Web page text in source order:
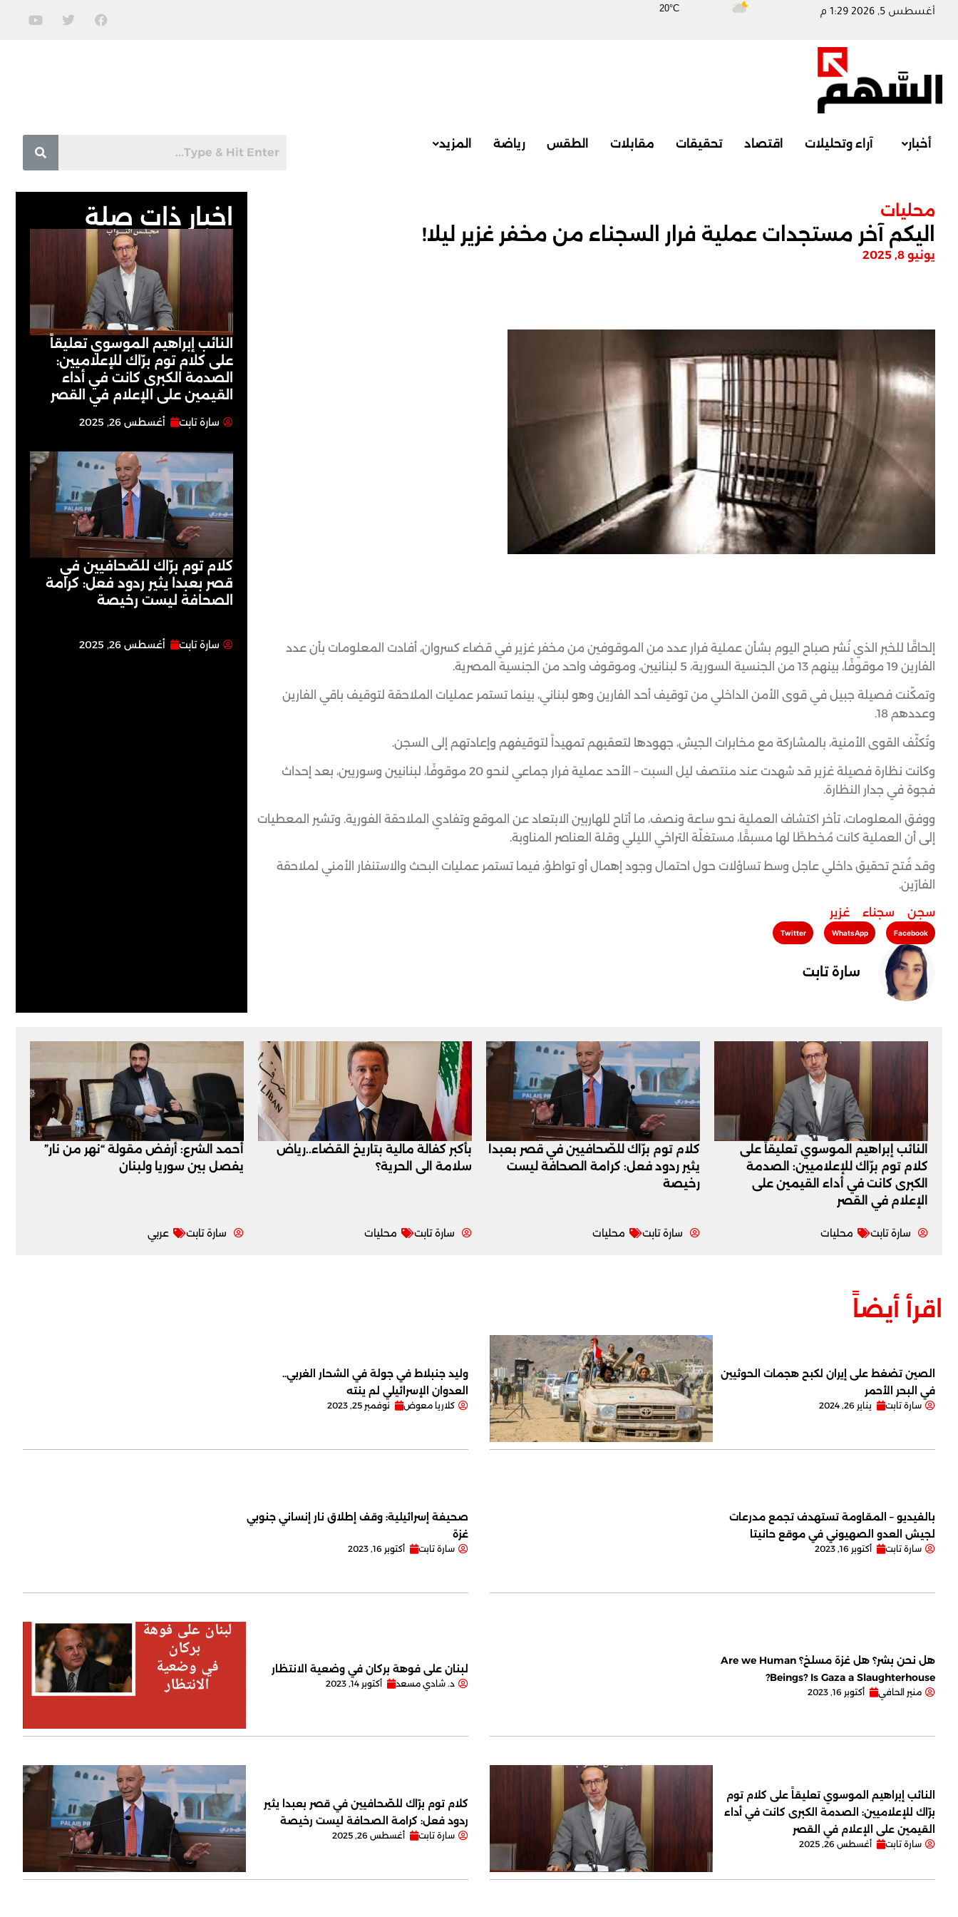
20°C أغسطس 5, 2026 1:29 م
أخبار آراء وتحليلات اقتصاد تحقيقات مقابلات الطقس رياضة المزيد
اخبار ذات صلة
النائب إبراهيم الموسوي تعليقاً
على كلام توم برّاك للإعلاميين:
الصدمة الكبرى كانت في أداء
القيمين على ‏الإعلام في القصر
سارة تابت أغسطس 26, 2025
كلام توم برّاك للصّحافيين في
قصر بعبدا يثير ردود فعل: كرامة
الصحافة ليست رخيصة
سارة تابت أغسطس 26, 2025
محليات
اليكم آخر مستجدات عملية فرار السجناء من مخفر غزير ليلا!
يونيو 8, 2025
إلحاقًا للخبر الذي نُشر صباح اليوم بشأن عملية فرار عدد من الموقوفين من مخفر غزير في قضاء كسروان، أفادت المعلومات بأن عدد
الفارين 19 موقوفًا، بينهم 13 من الجنسية السورية، 5 لبنانيين، وموقوف واحد من الجنسية المصرية.
وتمكّنت فصيلة جبيل في قوى الأمن الداخلي من توقيف أحد الفارين وهو لبناني، بينما تستمر عمليات الملاحقة لتوقيف باقي الفارين
وعددهم 18.
وتُكثّف القوى الأمنية، بالمشاركة مع مخابرات الجيش، جهودها لتعقبهم تمهيداً لتوقيفهم وإعادتهم إلى السجن.
وكانت نظارة فصيلة غزير قد شهدت عند منتصف ليل السبت – الأحد عملية فرار جماعي لنحو 20 موقوفًا، لبنانيين وسوريين، بعد إحداث
فجوة في جدار النظارة.
ووفق المعلومات، تأخر اكتشاف العملية نحو ساعة ونصف، ما أتاح للهاربين الابتعاد عن الموقع وتفادي الملاحقة الفورية. وتشير المعطيات
إلى أن العملية كانت مُخططًا لها مسبقًا، مستغلّة التراخي الليلي وقلة العناصر المناوبة.
وقد فُتح تحقيق داخلي عاجل وسط تساؤلات حول احتمال وجود إهمال أو تواطؤ، فيما تستمر عمليات البحث والاستنفار الأمني لملاحقة
الفارّين.
سجن سجناء غزير
Facebook
WhatsApp
Twitter
سارة تابت
النائب إبراهيم الموسوي تعليقاً على
كلام توم برّاك للإعلاميين: الصدمة
الكبرى كانت في أداء القيمين على
‏الإعلام في القصر
سارة تابت محليات
كلام توم برّاك للصّحافيين في قصر بعبدا
يثير ردود فعل: كرامة الصحافة ليست
رخيصة
سارة تابت محليات
بأكبر كفالة مالية بتاريخ القضاء..رياض
سلامة الى الحرية؟
سارة تابت محليات
أحمد الشرع: أرفض مقولة “نهر من نار”
يفصل بين سوريا ولبنان
سارة تابت عربي
اقرأ أيضاً
الصين تضغط على إيران لكبح هجمات الحوثيين
في البحر الأحمر
سارة تابت يناير 26, 2024
وليد جنبلاط في جولة في الشحار الغربي..
العدوان الإسرائيلي لم ينته
كلاريا معوض نوفمبر 25, 2023
بالفيديو – المقاومة تستهدف تجمع مدرعات
لجيش العدو الصهيوني في موقع حانيتا
سارة تابت أكتوبر 16, 2023
صحيفة إسرائيلية: وقف إطلاق نار إنساني جنوبي
غزة
سارة تابت أكتوبر 16, 2023
هل نحن بشر؟ هل غزة مسلخ؟ Are we Human
Beings? Is Gaza a Slaughterhouse?
منير الحافي أكتوبر 16, 2023
لبنان على فوهة بركان في وضعية الانتظار
د. شادي مسعد أكتوبر 14, 2023
النائب إبراهيم الموسوي تعليقاً على كلام توم
برّاك للإعلاميين: الصدمة الكبرى كانت في أداء
القيمين على ‏الإعلام في القصر
سارة تابت أغسطس 26, 2025
كلام توم برّاك للصّحافيين في قصر بعبدا يثير
ردود فعل: كرامة الصحافة ليست رخيصة
سارة تابت أغسطس 26, 2025